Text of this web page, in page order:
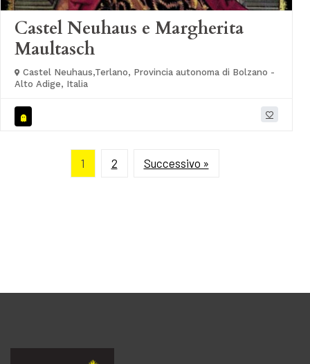
Castel Neuhaus e Margherita
Maultasch
Castel Neuhaus,Terlano, Provincia autonoma di Bolzano -
Alto Adige, Italia
1 2 Successivo »